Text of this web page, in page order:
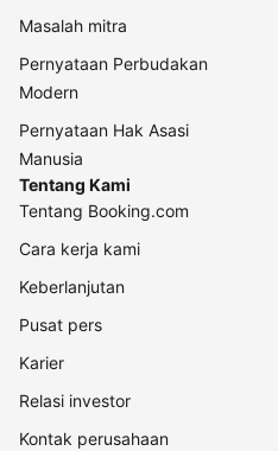
Masalah mitra
Pernyataan Perbudakan
Modern
Pernyataan Hak Asasi
Manusia
Tentang Kami
Tentang Booking.com
Cara kerja kami
Keberlanjutan
Pusat pers
Karier
Relasi investor
Kontak perusahaan